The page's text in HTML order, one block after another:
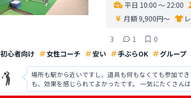
平日 10:00 〜 22:00
月額 9,900円〜
3 1
0
初心者向け
女性コーチ 安い 手ぶらOK グループ
場所も駅から近いですし、道具も何もなくても参加で
も、効果を感じられてよかったです。 一気にたくさん
着替えるスペースがあると夏場はより良